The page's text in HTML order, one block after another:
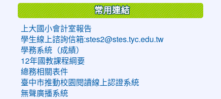
常用連結
上大國小會計室報告
學生線上諮詢信箱:stes2@stes.tyc.edu.tw
學務系統（成績）
12年國教課程綱要
總務相關表件
臺中市推動校園閱讀線上認證系統
無聲廣播系統